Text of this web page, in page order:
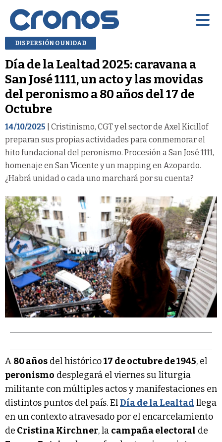
DISPERSIÓN O UNIDAD
Día de la Lealtad 2025: caravana a
San José 1111, un acto y las movidas
del peronismo a 80 años del 17 de
Octubre
14/10/2025 | Cristinismo, CGT y el sector de Axel Kicillof
preparan sus propias actividades para conmemorar el
hito fundacional del peronismo. Procesión a San José 1111,
homenaje en San Vicente y un mapping en Azopardo.
¿Habrá unidad o cada uno marchará por su cuenta?
A 80 años del histórico17 de octubre de 1945, el
peronismo desplegará el viernes su liturgia
militante con múltiples actos y manifestaciones en
distintos puntos del país. ElDía de la Lealtad llega
en un contexto atravesado por el encarcelamiento
de Cristina Kirchner, la campaña electoral de